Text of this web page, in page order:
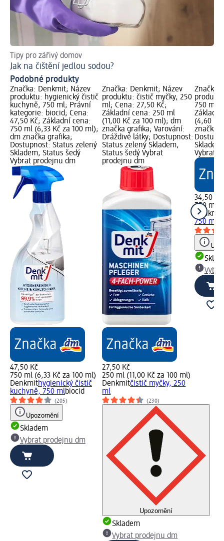
Tipy pro zářivý domov
Jak na čištění jedlou sodou?
Podobné produkty
Značka: Denkmit; Název
produktu: hygienický čistič
kuchyně, 750 ml; Právní
kategorie: biocid; Cena:
47,50 Kč; Základní cena:
750 ml (6,33 Kč za 100 ml);
dm značka grafika;
Dostupnost: Status zelený
Skladem, Status šedý
Vybrat prodejnu dm
47,50 Kč
750 ml (6,33 Kč za 100 ml)
Denkmithygienický čistič
kuchyně, 750 mlbiocid
(205)
Upozornění
Skladem
Vybrat prodejnu dm
Značka: Denkmit; Název
produktu: čistič myčky, 250
ml; Cena: 27,50 Kč;
Základní cena: 250 ml
(11,00 Kč za 100 ml); dm
značka grafika; Varování:
Dráždivé látky; Dostupnost:
Status zelený Skladem,
Status šedý Vybrat
prodejnu dm
27,50 Kč
250 ml (11,00 Kč za 100 ml)
Denkmitčistič myčky, 250
ml
(230)
Upozornění
Skladem
Vybrat prodejnu dm
Značka:
750 ml;
(4,60 Kč
značka
Vybrat
34,50 Kč
750 ml
Denkmit
750 ml